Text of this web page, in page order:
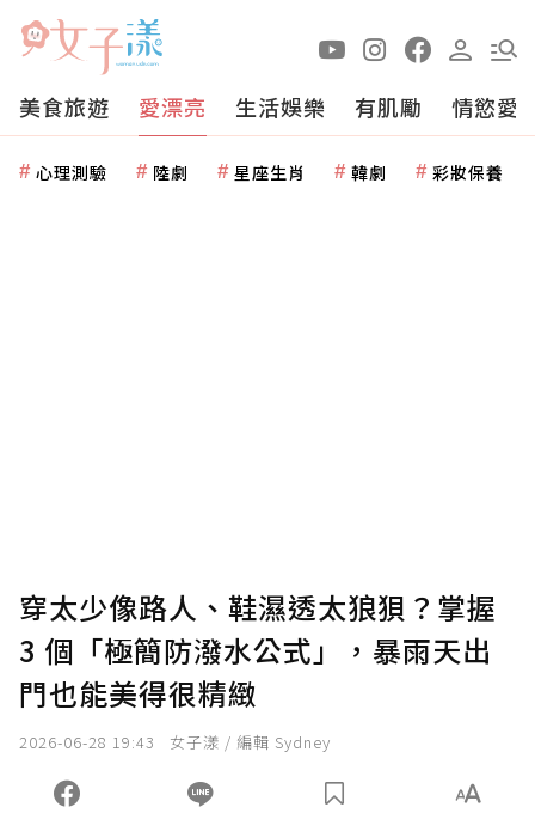
美食旅遊 愛漂亮 生活娛樂 有肌勵 情慾愛
心理測驗 陸劇 星座生肖 韓劇 彩妝保養
穿太少像路人、鞋濕透太狼狽？掌握
3 個「極簡防潑水公式」，暴雨天出
門也能美得很精緻
2026-06-28 19:43 女子漾 / 編輯 Sydney